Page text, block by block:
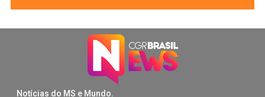
Notícias do MS e Mundo.